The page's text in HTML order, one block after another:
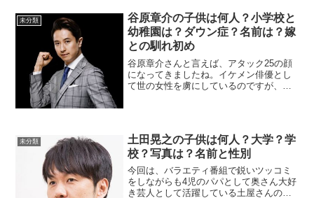
大牟田市...
未分類
谷原章介の子供は何人？小学校と
幼稚園は？ダウン症？名前は？嫁
との馴れ初め
谷原章介さんと言えば、アタック25の顔
になってきましたね。イケメン俳優とし
て世の女性を虜にしているのですが、実
未分類
土田晃之の子供は何人？大学？学
校？写真は？名前と性別
今回は、バラエティ番組で鋭いツッコミ
をしながらも4児のパパとして奥さん大好
き芸人として活躍している土屋さんの子